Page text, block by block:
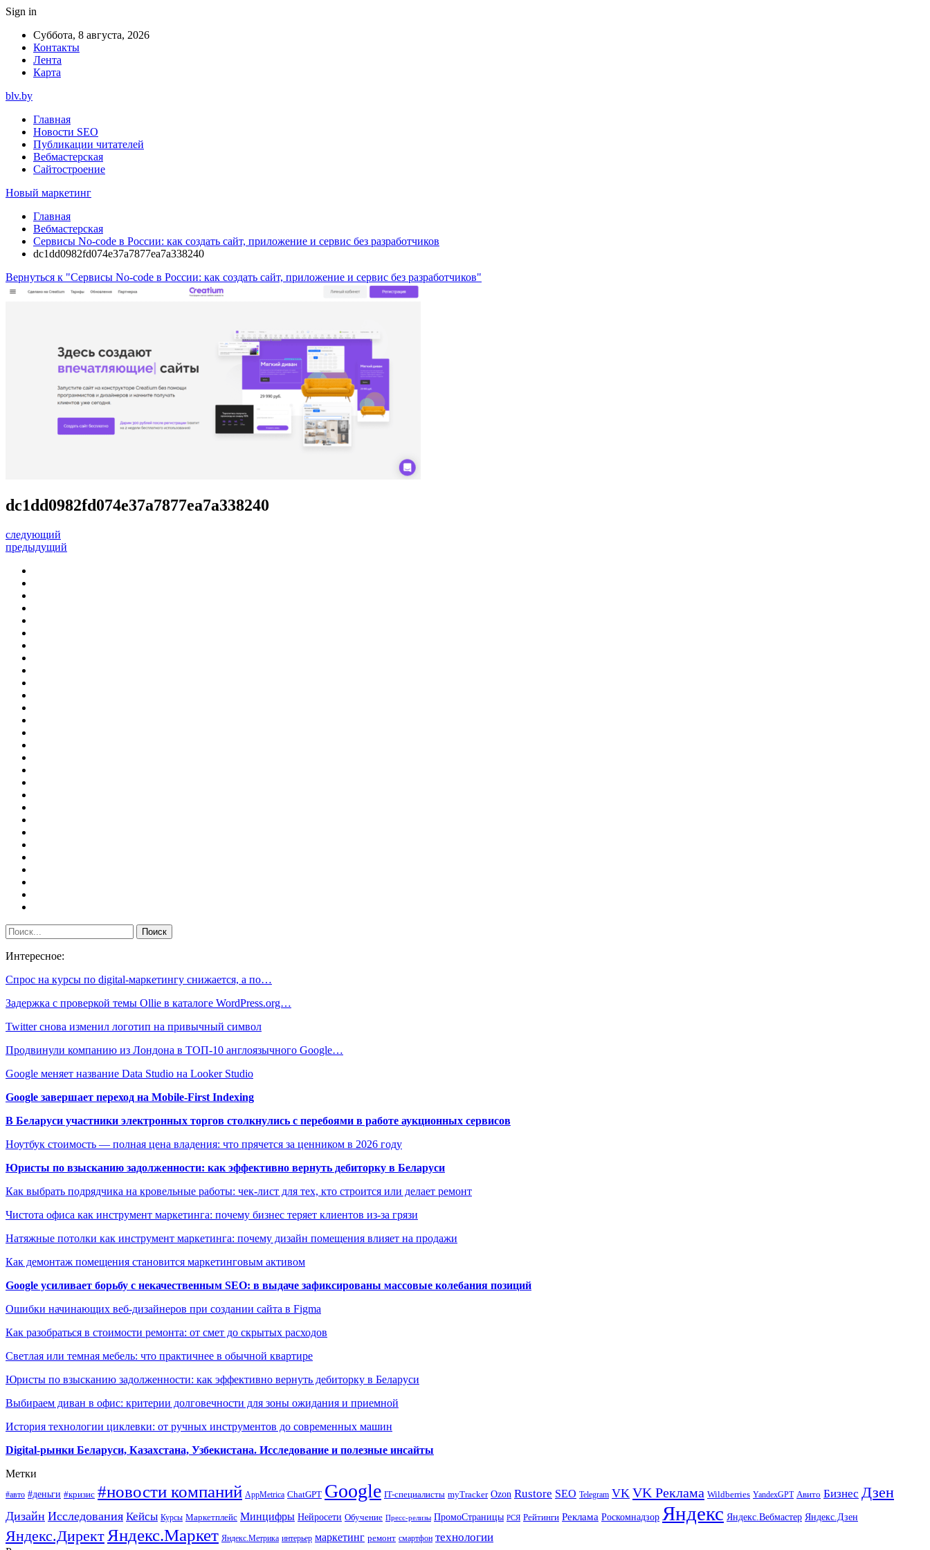
Sign in
Суббота, 8 августа, 2026
Контакты
Лента
Карта
blv.by
Главная
Новости SEO
Публикации читателей
Вебмастерская
Сайтостроение
Новый маркетинг
Главная
Вебмастерская
Сервисы No-code в России: как создать сайт, приложение и сервис без разработчиков
dc1dd0982fd074e37a7877ea7a338240
Вернуться к "Сервисы No-code в России: как создать сайт, приложение и сервис без разработчиков"
dc1dd0982fd074e37a7877ea7a338240
следующий
предыдущий
Интересное:
Спрос на курсы по digital-маркетингу снижается, а по…
Задержка с проверкой темы Ollie в каталоге WordPress.org…
Twitter снова изменил логотип на привычный символ
Продвинули компанию из Лондона в ТОП-10 англоязычного Google…
Google меняет название Data Studio на Looker Studio
Google завершает переход на Mobile-First Indexing
В Беларуси участники электронных торгов столкнулись с перебоями в работе аукционных сервисов
Ноутбук стоимость — полная цена владения: что прячется за ценником в 2026 году
Юристы по взысканию задолженности: как эффективно вернуть дебиторку в Беларуси
Как выбрать подрядчика на кровельные работы: чек-лист для тех, кто строится или делает ремонт
Чистота офиса как инструмент маркетинга: почему бизнес теряет клиентов из-за грязи
Натяжные потолки как инструмент маркетинга: почему дизайн помещения влияет на продажи
Как демонтаж помещения становится маркетинговым активом
Google усиливает борьбу с некачественным SEO: в выдаче зафиксированы массовые колебания позиций
Ошибки начинающих веб-дизайнеров при создании сайта в Figma
Как разобраться в стоимости ремонта: от смет до скрытых расходов
Светлая или темная мебель: что практичнее в обычной квартире
Юристы по взысканию задолженности: как эффективно вернуть дебиторку в Беларуси
Выбираем диван в офис: критерии долговечности для зоны ожидания и приемной
История технологии циклевки: от ручных инструментов до современных машин
Digital-рынки Беларуси, Казахстана, Узбекистана. Исследование и полезные инсайты
Метки
#авто #деньги #кризис #новости компаний AppMetrica ChatGPT Google IT-специалисты myTracker Ozon Rustore SEO Telegram VK VK Реклама Wildberries YandexGPT Авито Бизнес Дзен
Дизайн Исследования Кейсы Курсы Маркетплейс Минцифры Нейросети Обучение Пресс-релизы ПромоСтраницы РСЯ Рейтинги Реклама Роскомнадзор Яндекс Яндекс.Вебмастер Яндекс.Дзен
Яндекс.ДиректЯндекс.Маркет Яндекс.Метрика интерьер маркетинг ремонт смартфон технологии